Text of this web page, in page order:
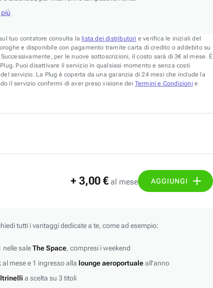
tuo contatore consulta la lista dei distributori e verifica le iniziali del
e disponibile con pagamento tramite carta di credito o addebito su
per le nuove sottoscrizioni, il costo sarà di 3€ al mese. È
Puoi disattivare il servizio in qualsiasi momento e senza costi
servizio. La Plug è coperta da una garanzia di 24 mesi che include la
il servizio confermi di aver preso visione dei Termini e Condizioni e
+ 3,00 € al mese AGGIUNGI
tutti i vantaggi dedicate a te, come ad esempio:
nelle saleThe Space, compresi i weekend
al mese e 1 ingresso alla lounge aeroportualeall’anno
a scelta su 3 titoli